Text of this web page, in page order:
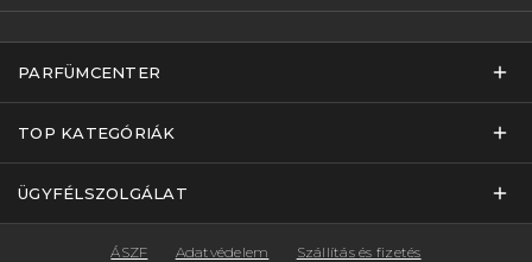
PARFÜMCENTER
TOP KATEGÓRIÁK
ÜGYFÉLSZOLGÁLAT
ÁSZF Adatvédelem Szállítás és fizetés